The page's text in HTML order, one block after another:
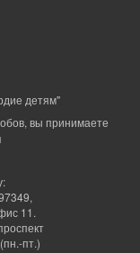
детям"
вы принимаете
11.
пт.)